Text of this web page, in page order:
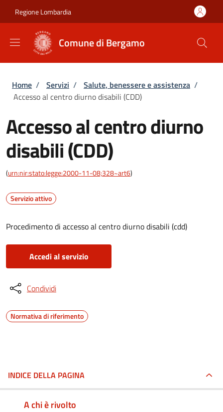
Regione Lombardia
Comune di Bergamo
Briciole di pane
Home / Servizi / Salute, benessere e assistenza /
Accesso al centro diurno disabili (CDD)
Accesso al centro diurno
disabili (CDD)
(urn:nir:stato:legge:2000-11-08;328~art6)
Servizio attivo
Procedimento di accesso al centro diurno disabili (cdd)
Accedi al servizio
Condividi
Normativa di riferimento
INDICE DELLA PAGINA
A chi è rivolto